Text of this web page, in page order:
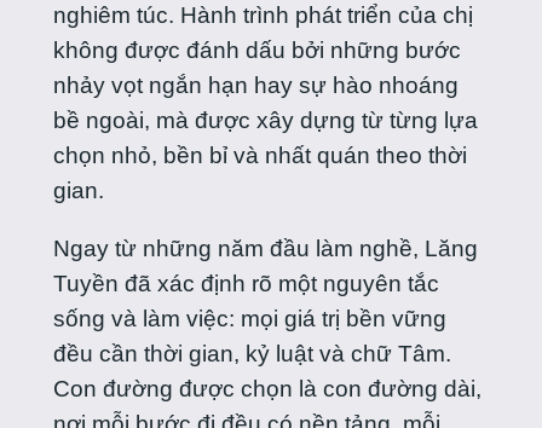
nghiêm túc. Hành trình phát triển của chị
không được đánh dấu bởi những bước
nhảy vọt ngắn hạn hay sự hào nhoáng
bề ngoài, mà được xây dựng từ từng lựa
chọn nhỏ, bền bỉ và nhất quán theo thời
gian.
Ngay từ những năm đầu làm nghề, Lăng
Tuyền đã xác định rõ một nguyên tắc
sống và làm việc: mọi giá trị bền vững
đều cần thời gian, kỷ luật và chữ Tâm.
Con đường được chọn là con đường dài,